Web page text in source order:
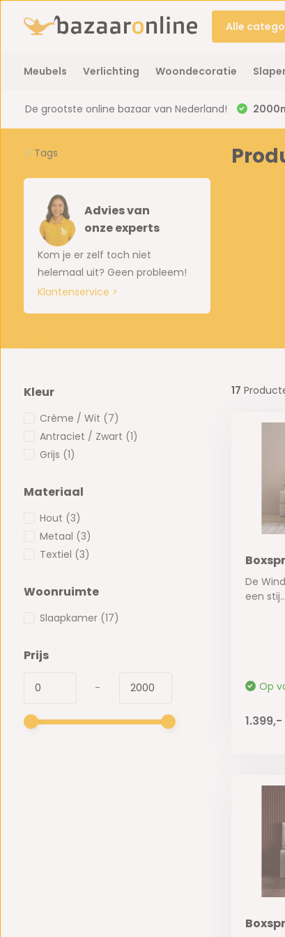
Alle
Meubels Verlichting Woondecoratie
De grootste online bazaar van Nederland!
Tags
Advies van
onze experts
Kom je er zelf toch niet
helemaal uit? Geen probleem!
Klantenservice >
Kleur
Crème / Wit (7)
Antraciet / Zwart (1)
Grijs (1)
Materiaal
Hout (3)
Metaal (3)
Textiel (3)
Woonruimte
Slaapkamer (17)
Prijs
-
17
De
een stij...
Op
1.399,-